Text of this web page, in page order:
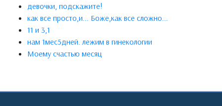
девочки, подскажите!
как все просто,и... Боже,как все сложно...
11 и 3,1
нам 1мес5дней. лежим в гинекологии
Моему счастью месяц